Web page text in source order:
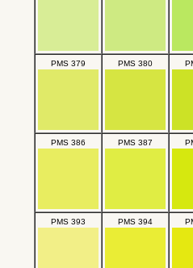
PMS 379 PMS 380
PMS 386 PMS 387
PMS 393 PMS 394